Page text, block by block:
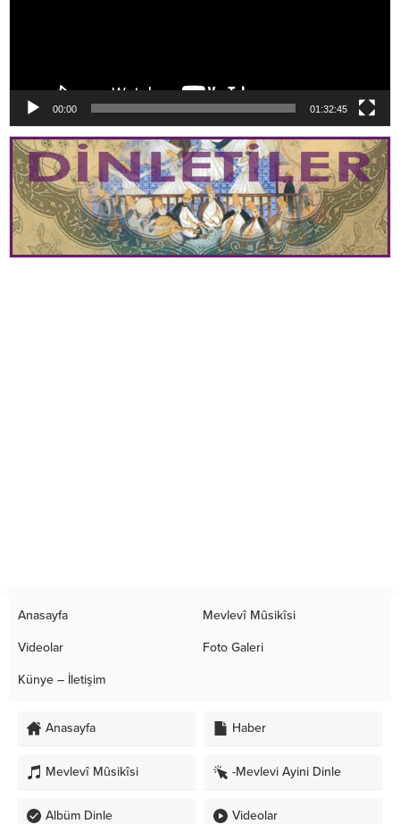
00:00 01:32:45
Anasayfa Mevlevî Mûsikîsi
Videolar Foto Galeri
Künye – İletişim
Anasayfa Haber
Mevlevî Mûsikîsi -Mevlevi Ayini Dinle
Albüm Dinle Videolar